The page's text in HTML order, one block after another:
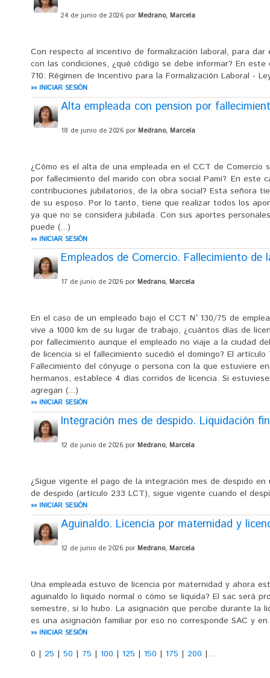
24 de junio de 2026 por Medrano, Marcela
Con respecto al incentivo de formalización laboral, para
con las condiciones, ¿qué código se debe informar? En
710: Régimen de Incentivo para la Formalización Laboral -
»» INICIAR SESIÓN
Alta empleada con pension por
18 de junio de 2026 por Medrano, Marcela
¿Cómo es el alta de una empleada en el CCT de Comercio
por fallecimiento del marido con obra social Pami?. En este
contribuciones jubilatorios, de la obra social? Esta señora
de su esposo. Por lo tanto, tiene que realizar todos los
ya que no se considera jubilada. Con sus aportes
puede (...)
»» INICIAR SESIÓN
Empleados de Comercio. Fallecimiento de
17 de junio de 2026 por Medrano, Marcela
En el caso de un empleado bajo el CCT N° 130/75 de
vive a 1000 km de su lugar de trabajo, ¿cuántos días de
por fallecimiento aunque el empleado no viaje a la ciudad
de licencia si el fallecimiento sucedió el domingo? El
Fallecimiento del cónyuge o persona con la que estuviere
hermanos, establece 4 días corridos de licencia. Si
agregan (...)
»» INICIAR SESIÓN
Integración mes de despido. Liquidación
12 de junio de 2026 por Medrano, Marcela
¿Sigue vigente el pago de la integración mes de despido
de despido (artículo 233 LCT), sigue vigente cuando el
»» INICIAR SESIÓN
Aguinaldo. Licencia por maternidad y
12 de junio de 2026 por Medrano, Marcela
Una empleada estuvo de licencia por maternidad y ahora
aguinaldo lo liquido normal o cómo se liquida? El sac será
semestre, si lo hubo. La asignación que percibe durante la
es una asignación familiar por eso no corresponde SAC y
»» INICIAR SESIÓN
0 | 25 | 50 | 75 | 100 | 125 | 150 | 175 | 200 |...